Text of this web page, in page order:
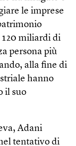
le imprese
120 miliardi di
persona più
alla fine di
hanno
il suo
Adani
tentativo di